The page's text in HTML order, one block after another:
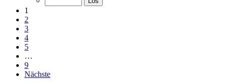
1
2
3
4
5
…
9
Nächste